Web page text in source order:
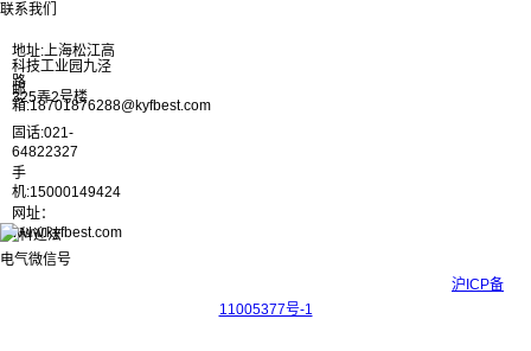
联系我们
地址:上海松江高
科技工业园九泾
路
325弄2号楼
邮
箱:18701876288@kyfbest.com
固话:021-
64822327
手
机:15000149424
网址：
www.kyfbest.com
沪ICP备
11005377号-1